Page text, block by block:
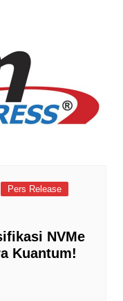
Pers Release
NVMe
Kuantum!